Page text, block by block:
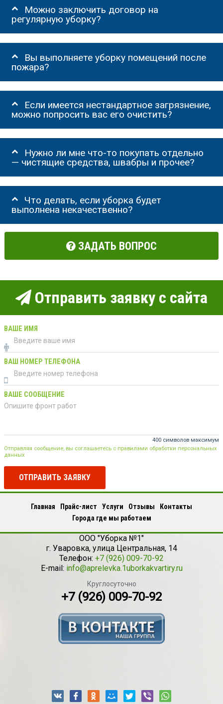
Можно заключить договор на
регулярную уборку?
Вы выполняете уборку помещений после
пожара?
Если имеется нестандартное загрязнение,
можно попросить вас его очистить?
Нужно ли мне что-то покупать отдельно
— чистящие средства, швабры и прочее?
Что делать, если уборка будет
выполнена некачественно?
ЗАДАТЬ ВОПРОС
Отправить заявку с сайта
ВАШЕ ИМЯ
ВАШ НОМЕР ТЕЛЕФОНА
ВАШЕ СООБЩЕНИЕ
400 символов максимум
Отправляя сообщение, вы соглашаетесь с правилами обработки персональных
данных
ОТПРАВИТЬ ЗАЯВКУ
Главная Прайс-лист Услуги Отзывы
Контакты
Города где мы работаем
ООО "Уборка №1"
г. Уваровка, улица Центральная, 14
Телефон: +7 (926) 009-70-92
E-mail: info@aprelevka.1uborkakvartiry.ru
Круглосуточно
+7 (926) 009-70-92